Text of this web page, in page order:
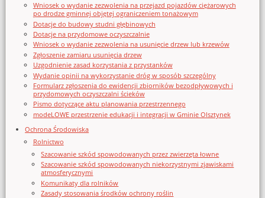
Wniosek o wydanie zezwolenia na przejazd pojazdów ciężarowych
po drodze gminnej objętej ograniczeniem tonażowym
Dotacje do budowy studni głębinowych
Dotacje na przydomowe oczyszczalnie
Wniosek o wydanie zezwolenia na usunięcie drzew lub krzewów
Zgłoszenie zamiaru usunięcia drzew
Uzgodnienie zasad korzystania z przystanków
Wydanie opinii na wykorzystanie dróg w sposób szczególny
Formularz zgłoszenia do ewidencji zbiorników bezodpływowych i
przydomowych oczyszczalni ścieków
Pismo dotyczące aktu planowania przestrzennego
modeLOWE przestrzenie edukacji i integracji w Gminie Olsztynek
Ochrona Środowiska
Rolnictwo
Szacowanie szkód spowodowanych przez zwierzęta łowne
Szacowanie szkód spowodowanych niekorzystnymi zjawiskami
atmosferycznymi
Komunikaty dla rolników
Zasady stosowania środków ochrony roślin